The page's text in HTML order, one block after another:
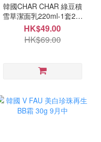
韓國CHAR CHAR 綠豆積
雪草潔面乳220ml-1套2支
10月中
HK$49.00
HK$69.00